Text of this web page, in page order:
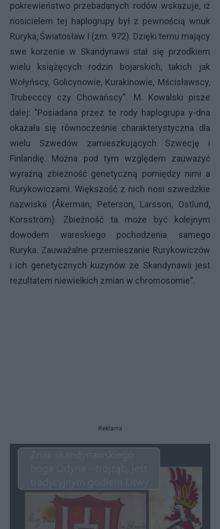
pokrewieństwo przebadanych rodów wskazuje, iż
nosicielem tej haplogrupy był z pewnością wnuk
Ruryka, Światosław I (zm. 972). Dzięki temu mający
swe korzenie w Skandynawii stał się przodkiem
wielu książęcych rodzin bojarskich, takich jak
Wołyńscy, Golicynowie, Kurakinowie, Mścisławscy,
Trubecccy czy Chowańscy". M. Kowalski pisze
dalej: "Posiadana przez te rody haplogrupa y-dna
okazała się równocześnie charakterystyczna dla
wielu Szwedów zamieszkujących Szwecję i
Finlandię. Można pod tym względem zauważyć
wyraźną zbieżność genetyczną pomiędzy nimi a
Rurykowiczami. Większość z nich nosi szwedzkie
nazwiska (Åkerman, Peterson, Larsson, Ostlund,
Korsström). Zbieżność ta może być kolejnym
dowodem wareskiego pochodzenia samego
Ruryka. Zauważalne przemieszanie Rurykowiczów
i ich genetycznych kuzynów ze Skandynawii jest
rezultatem niewielkich zmian w chromosomie”.
Reklama